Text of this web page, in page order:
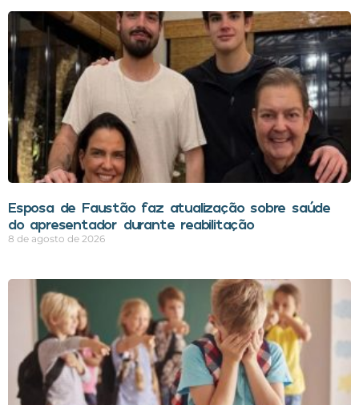
Esposa de Faustão faz atualização sobre saúde
do apresentador durante reabilitação
8 de agosto de 2026